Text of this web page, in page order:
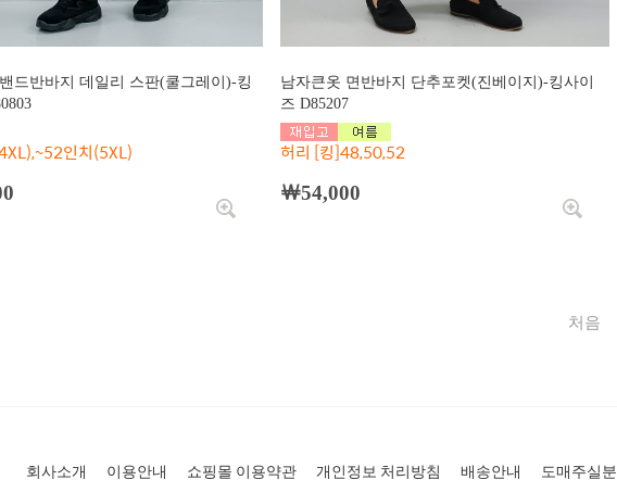
드반바지 데일리 스판(쿨그레이)-킹
인치(5XL)
남자큰옷 면반바지 단추포켓(진베이지)-킹사이
즈 D85207
허리 [킹]48,50,52
￦54,000
회사소개 이용안내 쇼핑몰 이용약관 개인정보 처리방침 배송안내 도매주실분